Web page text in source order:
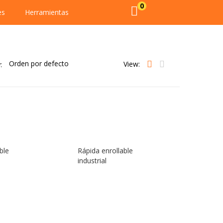
Herramientas
0
View:
Rápida enrollable
industrial